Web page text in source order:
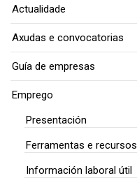
Actualidade
Axudas e convocatorias
Guía de empresas
Emprego
Presentación
Ferramentas e recursos
Información laboral útil